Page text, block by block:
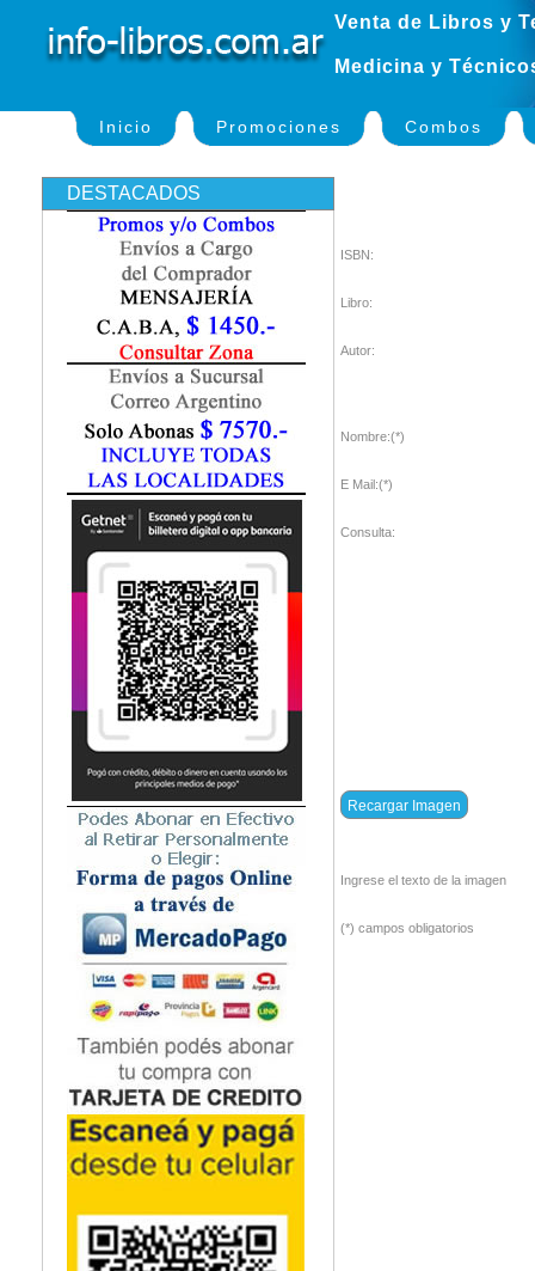
Venta de Libros y
Medicina y
Inicio Promociones Combos
DESTACADOS
ISBN:
Libro:
Autor:
Nombre:(*)
E Mail:(*)
Consulta:
Ingrese el texto de la imagen
(*) campos obligatorios